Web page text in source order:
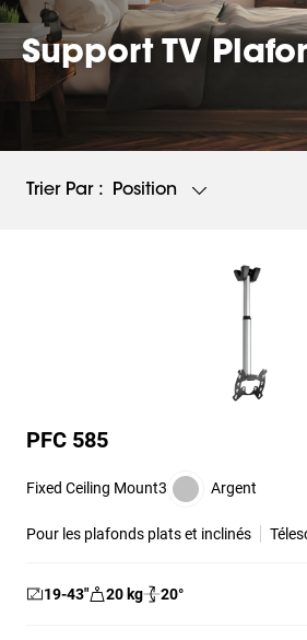
Pages
Support TV
Trier Par : Position
PFC 585
Fixed Ceiling Mount3 Argent
Pour les plafonds plats et inclinés
19-43″ 20 kg 20°